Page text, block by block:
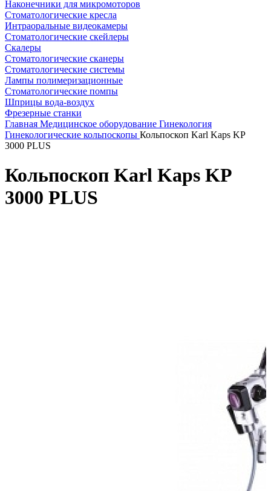
Наконечники для микромоторов
Стоматологические кресла
Интраоральные видеокамеры
Стоматологические скейлеры
Скалеры
Стоматологические сканеры
Стоматологические системы
Лампы полимеризационные
Стоматологические помпы
Шприцы вода-воздух
Фрезерные станки
Главная Медицинское оборудование Гинекология
Гинекологические кольпоскопы Кольпоскоп Karl Kaps KP
3000 PLUS
Кольпоскоп Karl Kaps KP
3000 PLUS